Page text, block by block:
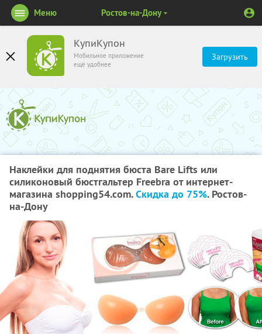
КупиКупон
Мобильное приложение
ещё удобнее
Загрузить
Меню Ростов-на-Дону
Наклейки для поднятия бюста Bare Lifts или
силиконовый бюстгальтер Freebra от интернет-
магазина shopping54.com.Скидка до 75%. Ростов-
на-Дону